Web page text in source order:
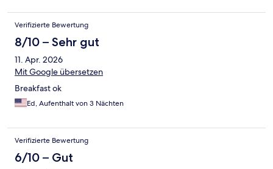
Verifizierte Bewertung
8/10 – Sehr gut
11. Apr. 2026
Mit Google übersetzen
Breakfast ok
Ed, Aufenthalt von 3 Nächten
Verifizierte Bewertung
6/10 – Gut